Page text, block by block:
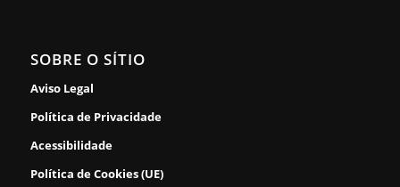
SOBRE O SÍTIO
Aviso Legal
Política de Privacidade
Acessibilidade
Política de Cookies (UE)